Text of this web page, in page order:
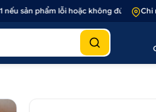
sản phẩm lỗi hoặc không đúng hình ảnh
Chi